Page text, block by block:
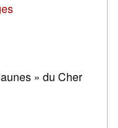
» du Cher